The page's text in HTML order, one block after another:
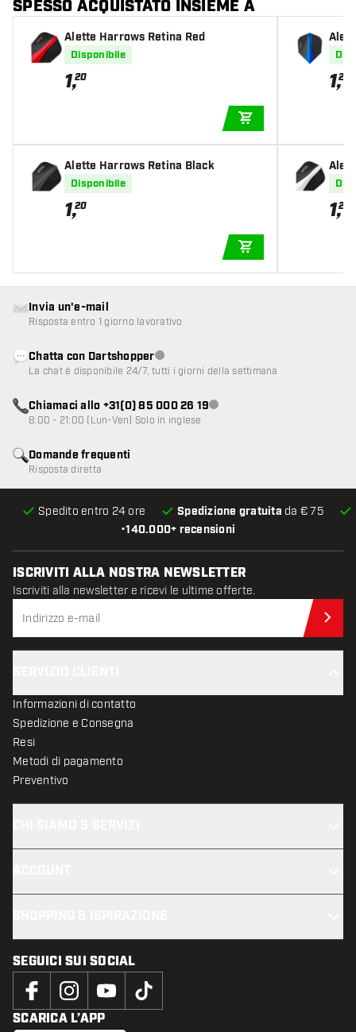
SPESSO ACQUISTATO INSIEME A
Alette Harrows Retina Red
Disponibile
1,20
Alette Harrows Retina Black
Disponibile
1,20
1,20
1,20
•140.000+ recensioni
Spedito entro 24 ore Spedizione gratuita da € 75
Domande frequenti
Risposta diretta
Invia un'e-mail
Risposta entro 1 giorno lavorativo
Chatta con DartshopperServizio clienti non disponibile
La chat è disponibile 24/7, tutti i giorni della settimana
Chiamaci allo +31(0) 85 000 26 19Servizio clienti non disponibile
8:00 - 21:00 (Lun-Ven) Solo in inglese
ISCRIVITI ALLA NOSTRA NEWSLETTER
Iscriviti alla newsletter e ricevi le ultime offerte.
Informazioni di contatto
Spedizione e Consegna
Resi
Metodi di pagamento
Preventivo
SEGUICI SUI SOCIAL
SCARICA L’APP